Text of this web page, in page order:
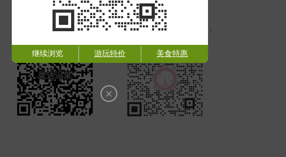
微信扫一扫
获取特惠团购入口
扫码加入天津团购群
1折 起！天津吃喝玩乐不用愁！
×
继续浏览 游玩特价 美食特惠